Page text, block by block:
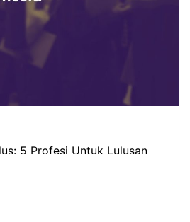
5 Profesi Untuk Lulusan